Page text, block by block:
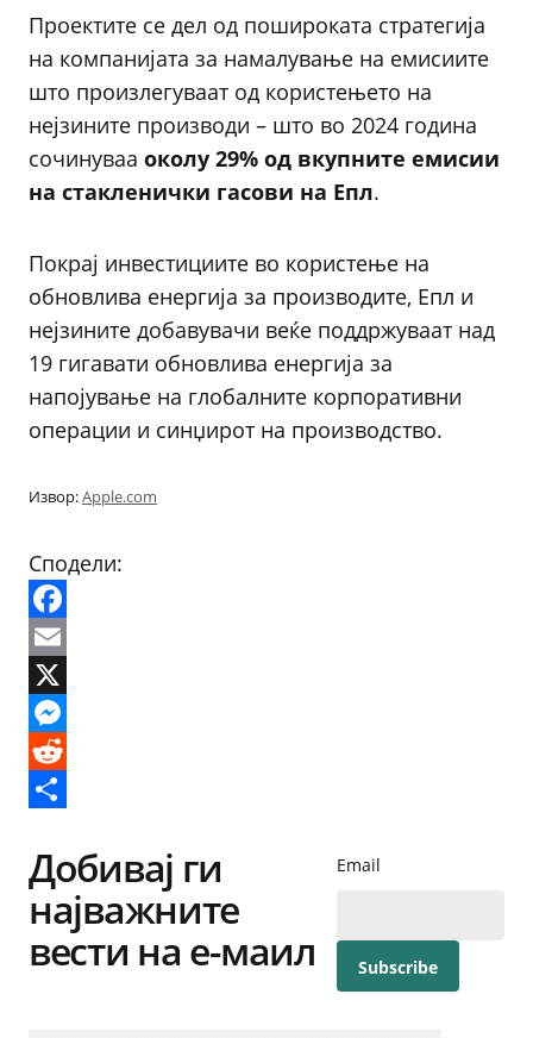
Проектите се дел од пошироката стратегија
на компанијата за намалување на емисиите
што произлегуваат од користењето на
нејзините производи – што во 2024 година
сочинуваа околу 29% од вкупните емисии
на стакленички гасови на Епл.
Покрај инвестициите во користење на
обновлива енергија за производите, Епл и
нејзините добавувачи веќе поддржуваат над
19 гигавати обновлива енергија за
напојување на глобалните корпоративни
операции и синџирот на производство.
Извор:Apple.com
Сподели:
Facebook
Email
X
Messenger
Reddit
Добивај ги
најважните
вести на е-маил
Email